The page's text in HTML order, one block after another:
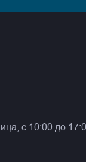
с 10:00 до